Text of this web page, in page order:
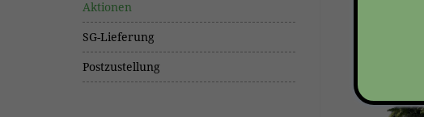
Aktionen
SG-Lieferung
Postzustellung